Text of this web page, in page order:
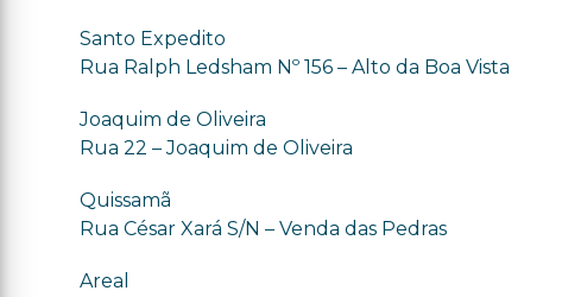
Santo Expedito
Rua Ralph Ledsham Nº 156 – Alto da Boa Vista
Joaquim de Oliveira
Rua 22 – Joaquim de Oliveira
Quissamã
Rua César Xará S/N – Venda das Pedras
Areal